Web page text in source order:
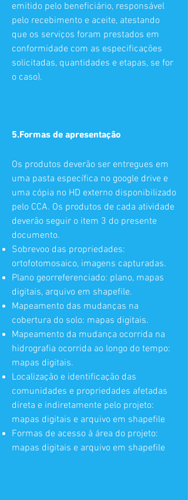
emitido pelo beneficiário, responsável
pelo recebimento e aceite, atestando
que os serviços foram prestados em
conformidade com as especificações
solicitadas, quantidades e etapas, se for
o caso).
5.Formas de apresentação
Os produtos deverão ser entregues em
uma pasta específica no google drive e
uma cópia no HD externo disponibilizado
pelo CCA. Os produtos de cada atividade
deverão seguir o item 3 do presente
documento.
Sobrevoo das propriedades:
ortofotomosaico, imagens capturadas.
Plano georreferenciado: plano, mapas
digitais, arquivo em shapefile.
Mapeamento das mudanças na
cobertura do solo: mapas digitais.
Mapeamento da mudança ocorrida na
hidrografia ocorrida ao longo do tempo:
mapas digitais.
Localização e identificação das
comunidades e propriedades afetadas
direta e indiretamente pelo projeto:
mapas digitais e arquivo em shapefile
Formas de acesso à área do projeto:
mapas digitais e arquivo em shapefile